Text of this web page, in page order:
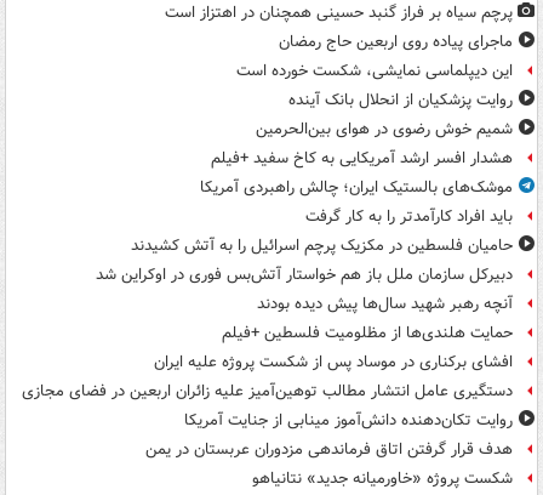
پرچم سیاه بر فراز گنبد حسینی همچنان در اهتزاز است
ماجرای پیاده روی اربعین حاج رمضان
این دیپلماسی نمایشی، شکست خورده است
روایت پزشکیان از انحلال بانک آینده
شمیم خوش رضوی در هوای بین‌الحرمین
هشدار افسر ارشد آمریکایی به کاخ سفید +فیلم
موشک‌های بالستیک ایران؛ چالش راهبردی آمریکا
باید افراد کارآمدتر را به کار گرفت
حامیان فلسطین در مکزیک پرچم اسرائیل را به آتش کشیدند
دبیرکل سازمان ملل باز هم خواستار آتش‌بس فوری در اوکراین شد
آنچه رهبر شهید سال‌ها پیش دیده بودند
حمایت هلندی‌ها از مظلومیت فلسطین +فیلم
افشای برکناری در موساد پس از شکست پروژه علیه ایران
دستگیری عامل انتشار مطالب توهین‌آمیز علیه زائران اربعین در فضای مجازی
روایت تکان‌دهنده دانش‌آموز مینابی از جنایت آمریکا
هدف قرار گرفتن اتاق‌ فرماندهی مزدوران عربستان در یمن
شکست پروژه «خاورمیانه جدید» نتانیاهو